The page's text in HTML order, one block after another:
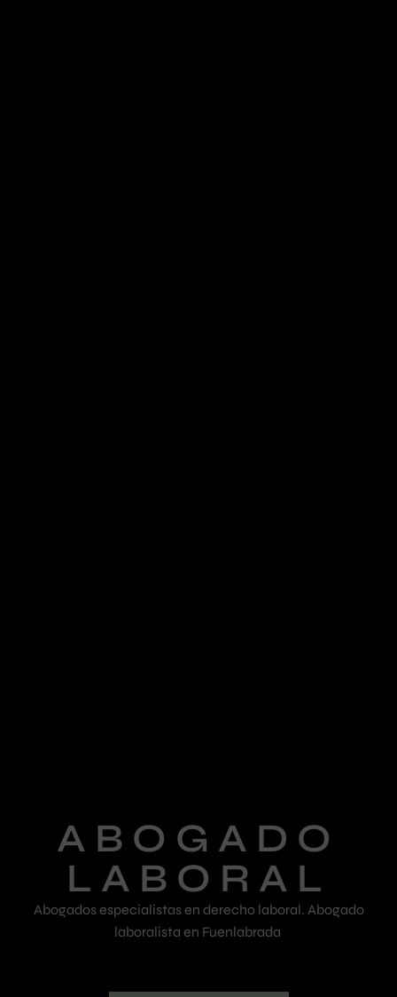
ABOGADO
LABORAL
Abogados especialistas en derecho laboral. Abogado
laboralista en Fuenlabrada